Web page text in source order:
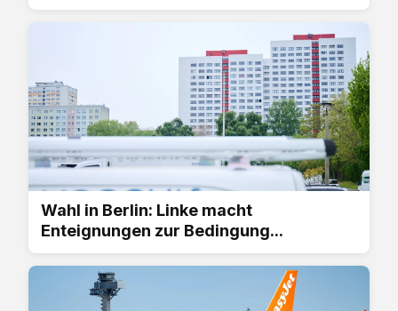
Wahl in Berlin: Linke macht
Enteignungen zur Bedingung...